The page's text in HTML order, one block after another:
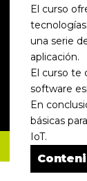
El curso
una serie
aplicación.
El curso te
software
En
básicas
IoT.